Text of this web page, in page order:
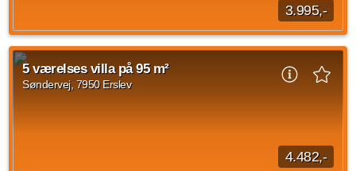
3.995,-
Til leje med forkøbsret. Til leje med mulighed for køb med
delvis finansiering. Dråbystræde, 7900 Nykøbing M3 værelses
villa på 76 m²Hyggelig hus med...
Kilde: Leje-portalen.dk
5 værelses villa på 95 m²
Søndervej, 7950 Erslev
4.482,-